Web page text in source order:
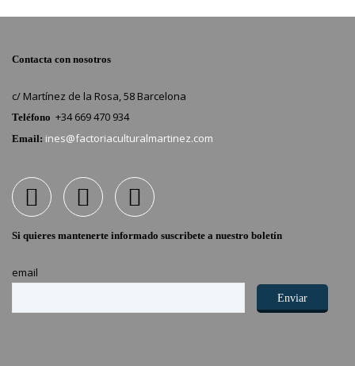
Contacta con nosotros
c/ Martínez de la Rosa, 58 Barcelona
Teléfono +34 669 470 934
Email: ines@factoriaculturalmartinez.com
Si quieres mantenerte informado suscribete a nuestro boletín
email